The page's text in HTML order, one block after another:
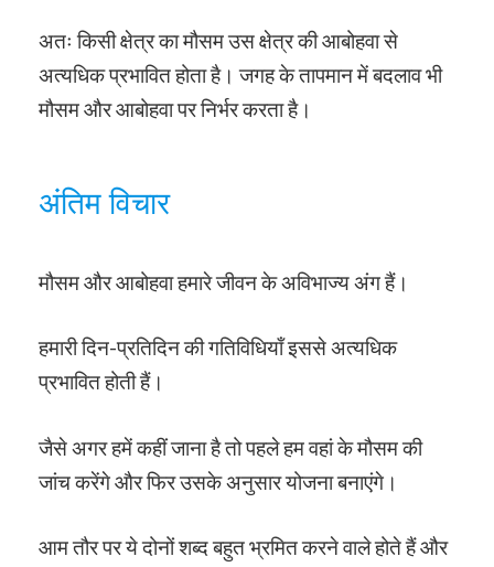
अतः किसी क्षेत्र का मौसम उस क्षेत्र की आबोहवा से
अत्यधिक प्रभावित होता है। जगह के तापमान में बदलाव भी
मौसम और आबोहवा पर निर्भर करता है।
अंतिम विचार
मौसम और आबोहवा हमारे जीवन के अविभाज्य अंग हैं।
हमारी दिन-प्रतिदिन की गतिविधियाँ इससे अत्यधिक
प्रभावित होती हैं।
जैसे अगर हमें कहीं जाना है तो पहले हम वहां के मौसम की
जांच करेंगे और फिर उसके अनुसार योजना बनाएंगे।
आम तौर पर ये दोनों शब्द बहुत भ्रमित करने वाले होते हैं और